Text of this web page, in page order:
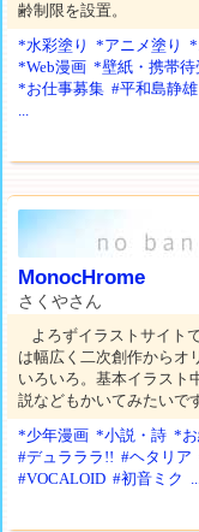
齢制限を設置。
*水彩塗り
*アニメ塗り
*
*Web漫画 *壁紙・携帯待
*お仕事募集 #平和島静雄
...
MonocHrome
さくやさん
よろずイラストサイト
は幅広く二次創作からオ
いろいろ。基本イラスト
説などもかいてみたいで
*少年漫画 *小説・詩 *お
#デュラララ!! #ヘタリア
#VOCALOID #初音ミク